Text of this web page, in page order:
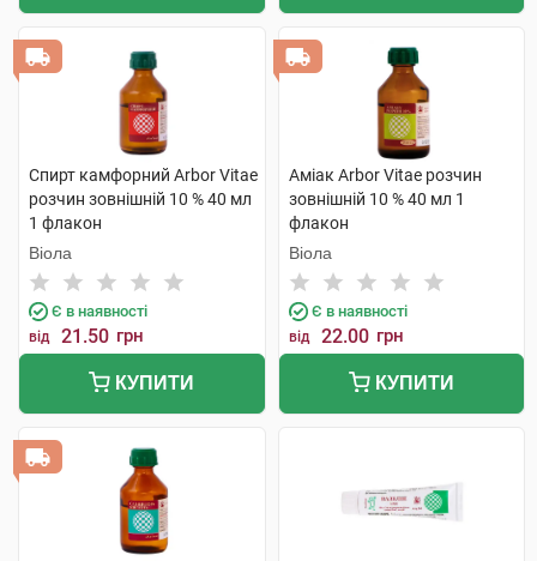
Спирт камфорний Arbor Vitae
розчин зовнішній 10 % 40 мл
1 флакон
Віола
Є в наявності
від 21.50 грн
КУПИТИ
Аміак Arbor Vitae розчин
зовнішній 10 % 40 мл 1
флакон
Віола
Є в наявності
від 22.00 грн
КУПИТИ